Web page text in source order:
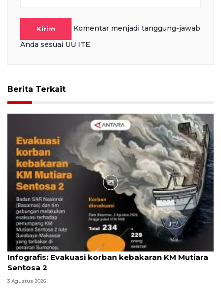
Kirim
Komentar menjadi tanggung-jawab
Anda sesuai UU ITE.
Berita Terkait
Infografik
Infografis: Evakuasi korban kebakaran KM Mutiara
Sentosa 2
3 Agustus 2026